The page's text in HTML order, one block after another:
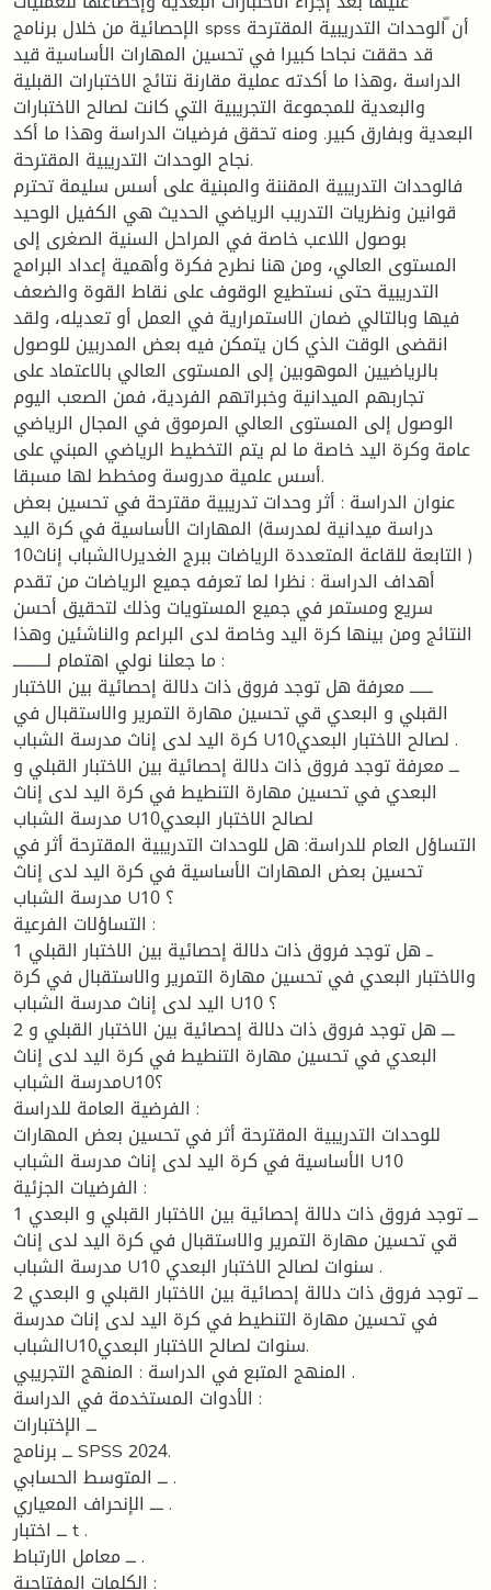
الإحصائية من خلال برنامج spss أن ّالوحدات التدريبية المقترحة
قد حققت نجاحا كبيرا في تحسين المهارات الأساسية قيد
الدراسة ،وهذا ما أكدته عملية مقارنة نتائج الاختبارات القبلية
والبعدية للمجموعة التجريبية التي كانت لصالح الاختبارات
البعدية وبفارق كبير. ومنه تحقق فرضيات الدراسة وهذا ما أكد
نجاح الوحدات التدريبية المقترحة.
فالوحدات التدريبية المقننة والمبنية على أسس سليمة تحترم
قوانين ونظريات التدريب الرياضي الحديث هي الكفيل الوحيد
بوصول اللاعب خاصة في المراحل السنية الصغرى إلى
المستوى العالي، ومن هنا نطرح فكرة وأهمية إعداد البرامج
التدريبية حتى نستطيع الوقوف على نقاط القوة والضعف
فيها وبالتالي ضمان الاستمرارية في العمل أو تعديله، ولقد
انقضى الوقت الذي كان يتمكن فيه بعض المدربين للوصول
بالرياضيين الموهوبين إلى المستوى العالي بالاعتماد على
تجاربهم الميدانية وخبراتهم الفردية، فمن الصعب اليوم
الوصول إلى المستوى العالي المرموق في المجال الرياضي
عامة وكرة اليد خاصة ما لم يتم التخطيط الرياضي المبني على
أسس علمية مدروسة ومخطط لها مسبقا.
عنوان الدراسة : أثر وحدات تدريبية مقترحة في تحسين بعض
المهارات الأساسية في كرة اليد (دراسة ميدانية لمدرسة
الشباب إناث10Uالتابعة للقاعة المتعددة الرياضات ببرج الغدير )
أهداف الدراسة : نظرا لما تعرفه جميع الرياضات من تقدم
سريع ومستمر في جميع المستويات وذلك لتحقيق أحسن
النتائج ومن بينها كرة اليد وخاصة لدى البراعم والناشئين وهذا
ما جعلنا نولي اهتمام لــــــــــ :
ـــــــ معرفة هل توجد فروق ذات دلالة إحصائية بين الاختبار
القبلي و البعدي قي تحسين مهارة التمرير والاستقبال في
كرة اليد لدى إناث مدرسة الشباب U10لصالح الاختبار البعدي .
ـــ معرفة توجد فروق ذات دلالة إحصائية بين الاختبار القبلي و
البعدي في تحسين مهارة التنطيط في كرة اليد لدى إناث
مدرسة الشباب U10لصالح الاختبار البعدي
التساؤل العام للدراسة: هل للوحدات التدريبية المقترحة أثر في
تحسين بعض المهارات الأساسية في كرة اليد لدى إناث
مدرسة الشباب U10 ؟
التساؤلات الفرعية :
1 ــ هل توجد فروق ذات دلالة إحصائية بين الاختبار القبلي
والاختبار البعدي في تحسين مهارة التمرير والاستقبال في كرة
اليد لدى إناث مدرسة الشباب U10 ؟
2 ــــ هل توجد فروق ذات دلالة إحصائية بين الاختبار القبلي و
البعدي في تحسين مهارة التنطيط في كرة اليد لدى إناث
مدرسة الشبابU10؟
الفرضية العامة للدراسة :
للوحدات التدريبية المقترحة أثر في تحسين بعض المهارات
الأساسية في كرة اليد لدى إناث مدرسة الشباب U10
الفرضيات الجزئية :
1 ـــ توجد فروق ذات دلالة إحصائية بين الاختبار القبلي و البعدي
قي تحسين مهارة التمرير والاستقبال في كرة اليد لدى إناث
مدرسة الشباب U10 سنوات لصالح الاختبار البعدي .
2 ـــ توجد فروق ذات دلالة إحصائية بين الاختبار القبلي و البعدي
في تحسين مهارة التنطيط في كرة اليد لدى إناث مدرسة
الشبابU10سنوات لصالح الاختبار البعدي.
المنهج المتبع في الدراسة : المنهج التجريبي .
الأدوات المستخدمة في الدراسة :
ـــ الإختبارات
ـــ برنامج SPSS 2024.
ـــ المتوسط الحسابي .
ــــ الإنحراف المعياري .
ـــ اختبار t .
ـــ معامل الارتباط .
الكلمات المفتاحية :